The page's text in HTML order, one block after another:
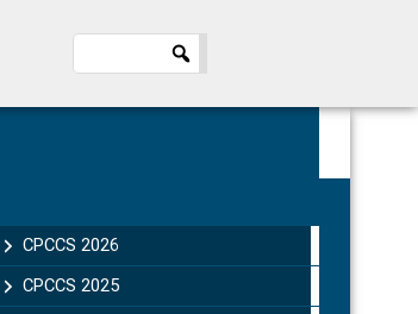
Sidebar
CPCCS 2026
CPCCS 2025